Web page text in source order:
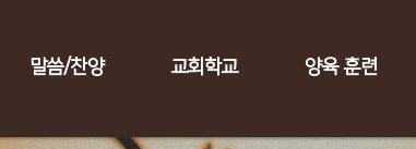
말씀/찬양 교회학교 양육 훈련